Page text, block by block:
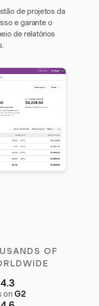
de projetos da
e garante o
de relatórios
OF
4.3
on G2